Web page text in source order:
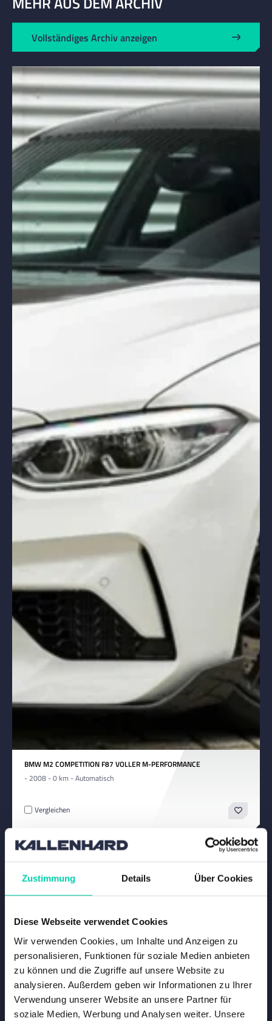
Zustimmung Details Über Cookies
Diese Webseite verwendet Cookies
Wir verwenden Cookies, um Inhalte und Anzeigen zu
personalisieren, Funktionen für soziale Medien anbieten
zu können und die Zugriffe auf unsere Website zu
analysieren. Außerdem geben wir Informationen zu Ihrer
Verwendung unserer Website an unsere Partner für
soziale Medien, Werbung und Analysen weiter. Unsere
Vollständiges Archiv anzeigen
BMW M2 COMPETITION F87 VOLLER M-PERFORMANCE
- 2008 - 0 km - Automatisch
Vergleichen